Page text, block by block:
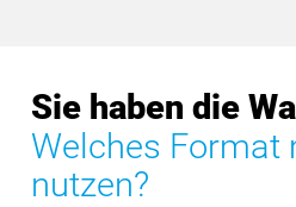
Sie haben die
Welches Format
nutzen?